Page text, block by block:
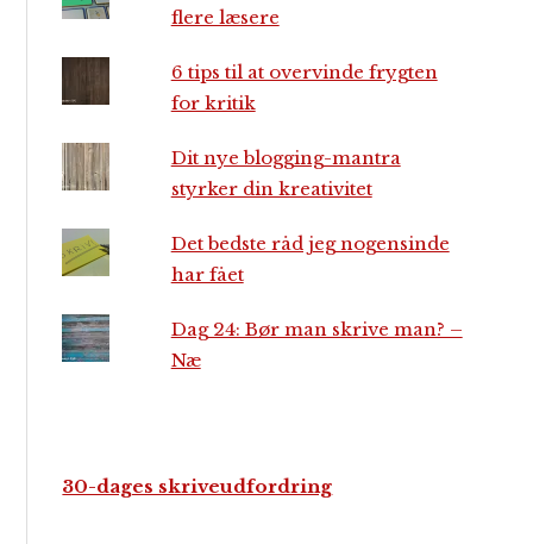
flere læsere
6 tips til at overvinde frygten
for kritik
Dit nye blogging-mantra
styrker din kreativitet
Det bedste råd jeg nogensinde
har fået
Dag 24: Bør man skrive man? –
Næ
30-dages skriveudfordring